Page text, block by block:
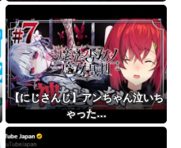
【にじさんじ】アンちゃん泣いち
ゃった…